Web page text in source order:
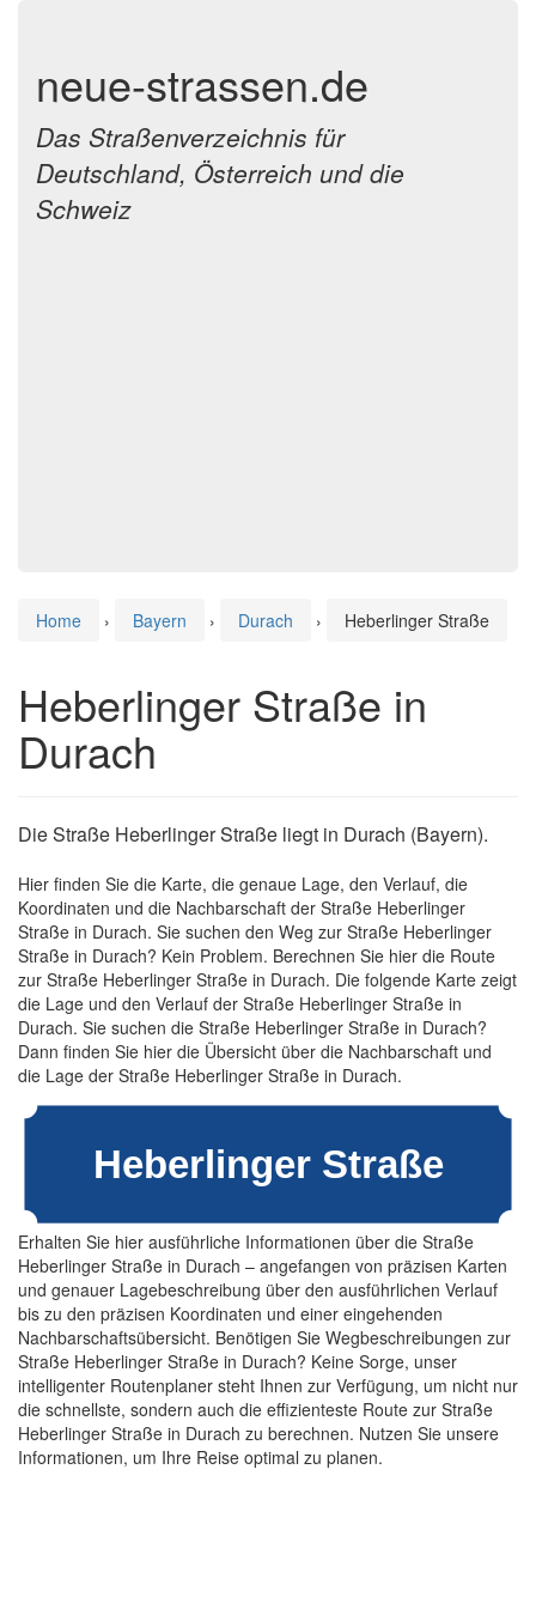
neue-strassen.de
Das Straßenverzeichnis für
Deutschland, Österreich und die
Schweiz
Home › Bayern › Durach › Heberlinger Straße
Heberlinger Straße in
Durach
Die Straße Heberlinger Straße liegt in Durach (Bayern).
Hier finden Sie die Karte, die genaue Lage, den Verlauf, die
Koordinaten und die Nachbarschaft der Straße Heberlinger
Straße in Durach. Sie suchen den Weg zur Straße Heberlinger
Straße in Durach? Kein Problem. Berechnen Sie hier die Route
zur Straße Heberlinger Straße in Durach. Die folgende Karte zeigt
die Lage und den Verlauf der Straße Heberlinger Straße in
Durach. Sie suchen die Straße Heberlinger Straße in Durach?
Dann finden Sie hier die Übersicht über die Nachbarschaft und
die Lage der Straße Heberlinger Straße in Durach.
Erhalten Sie hier ausführliche Informationen über die Straße
Heberlinger Straße in Durach – angefangen von präzisen Karten
und genauer Lagebeschreibung über den ausführlichen Verlauf
bis zu den präzisen Koordinaten und einer eingehenden
Nachbarschaftsübersicht. Benötigen Sie Wegbeschreibungen zur
Straße Heberlinger Straße in Durach? Keine Sorge, unser
intelligenter Routenplaner steht Ihnen zur Verfügung, um nicht nur
die schnellste, sondern auch die effizienteste Route zur Straße
Heberlinger Straße in Durach zu berechnen. Nutzen Sie unsere
Informationen, um Ihre Reise optimal zu planen.